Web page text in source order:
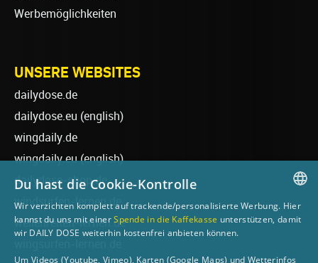
Werbemöglichkeiten
UNSERE WEBSITES
dailydose.de
dailydose.eu (english)
wingdaily.de
wingdaily.eu(english)
dailydose-shop.de
windsurfen-lernen.de
wellenreiten-lernen.de
GERMAN
Du hast die Cookie-Kontrolle
Wir verzichten komplett auf trackende/personalisierte Werbung. Hier
kannst du uns mit einerSpende in die Kaffekasse unterstützen, damit
wir DAILY DOSE weiterhin kostenfrei anbieten können.
Um Videos (Youtube, Vimeo), Karten (Google Maps) und Wetterinfos